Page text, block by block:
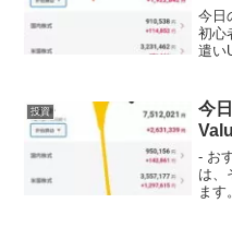
今日
初心
遣い
えて
る...
投資
今
- お
は、
ます